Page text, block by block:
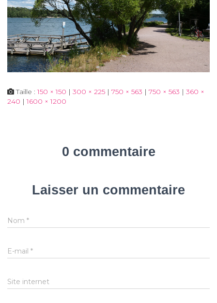
Taille :150 × 150 | 300 × 225 | 750 × 563 | 750 × 563 | 360 ×
240 | 1600 × 1200
0 commentaire
Laisser un commentaire
Nom *
E-mail *
Site internet